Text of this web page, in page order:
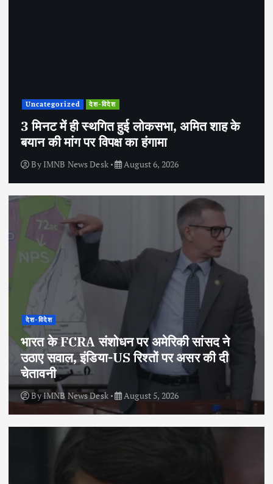
Uncategorized देश-विदेश
3 मिनट में ही स्थगित हुई लोकसभा, अमित शाह के
बयान की मांग पर विपक्ष का हंगामा
By IMNB News Desk August 6, 2026
देश-विदेश
भारत के FCRA संशोधन पर अमेरिकी सांसद ने
उठाए सवाल, इंडिया-US रिश्तों पर असर की दी
चेतावनी
ByIMNB News Desk August 5, 2026